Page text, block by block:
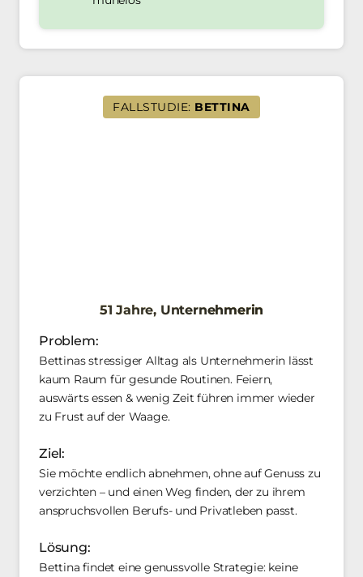
FALLSTUDIE: BETTINA
51 Jahre, Unternehmerin
Problem:
Bettinas stressiger Alltag als Unternehmerin lässt
kaum Raum für gesunde Routinen. Feiern,
auswärts essen & wenig Zeit führen immer wieder
zu Frust auf der Waage.
Ziel:
Sie möchte endlich abnehmen, ohne auf Genuss zu
verzichten – und einen Weg finden, der zu ihrem
anspruchsvollen Berufs- und Privatleben passt.
Lösung:
Bettina findet eine genussvolle Strategie: keine